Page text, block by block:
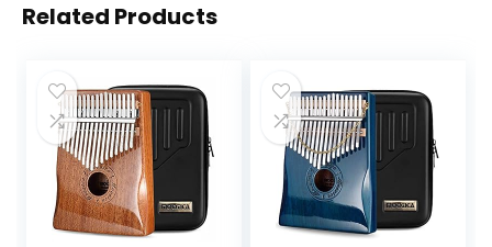
Related Products